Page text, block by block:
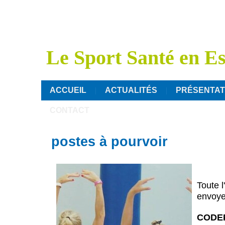
Le Sport Santé en
ACCUEIL ACTUALITÉS
postes à pourvoir
Toute